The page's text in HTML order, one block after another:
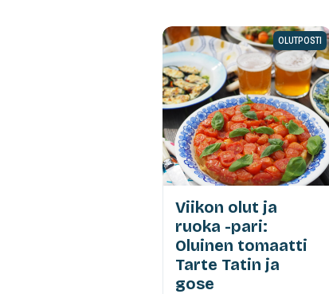
OLUTPOSTI
Viikon olut ja
ruoka -pari:
Oluinen tomaatti
Tarte Tatin ja
gose